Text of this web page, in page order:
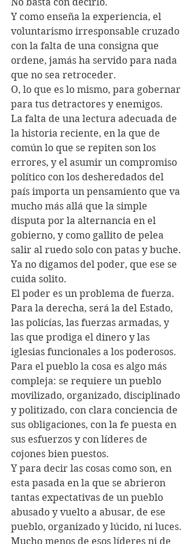
Y como enseña la experiencia, el
voluntarismo irresponsable cruzado
con la falta de una consigna que
ordene, jamás ha servido para nada
que no sea retroceder.
O, lo que es lo mismo, para gobernar
para tus detractores y enemigos.
La falta de una lectura adecuada de
la historia reciente, en la que de
común lo que se repiten son los
errores, y el asumir un compromiso
político con los desheredados del
país importa un pensamiento que va
mucho más allá que la simple
disputa por la alternancia en el
gobierno, y como gallito de pelea
salir al ruedo solo con patas y buche.
Ya no digamos del poder, que ese se
cuida solito.
El poder es un problema de fuerza.
Para la derecha, será la del Estado,
las policías, las fuerzas armadas, y
las que prodiga el dinero y las
iglesias funcionales a los poderosos.
Para el pueblo la cosa es algo más
compleja: se requiere un pueblo
movilizado, organizado, disciplinado
y politizado, con clara conciencia de
sus obligaciones, con la fe puesta en
sus esfuerzos y con líderes de
cojones bien puestos.
Y para decir las cosas como son, en
esta pasada en la que se abrieron
tantas expectativas de un pueblo
abusado y vuelto a abusar, de ese
pueblo, organizado y lúcido, ni luces.
Mucho menos de esos líderes ni de